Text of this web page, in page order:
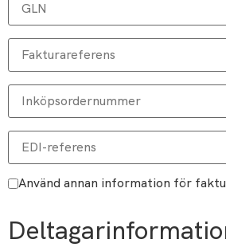
Använd annan information för